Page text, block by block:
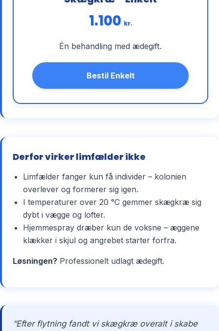
1.100 kr.
Én behandling med ædegift.
Bestil Enkelt
Derfor virker limfælder ikke
Limfælder fanger kun få individer – kolonien
overlever og formerer sig igen.
I temperaturer over 20 °C gemmer skægkræ sig
dybt i vægge og lofter.
Hjemmespray dræber kun de voksne – æggene
klækker i skjul og angrebet starter forfra.
Løsningen? Professionelt udlagt ædegift.
“Efter flytning fandt vi skægkræ overalt i skabe